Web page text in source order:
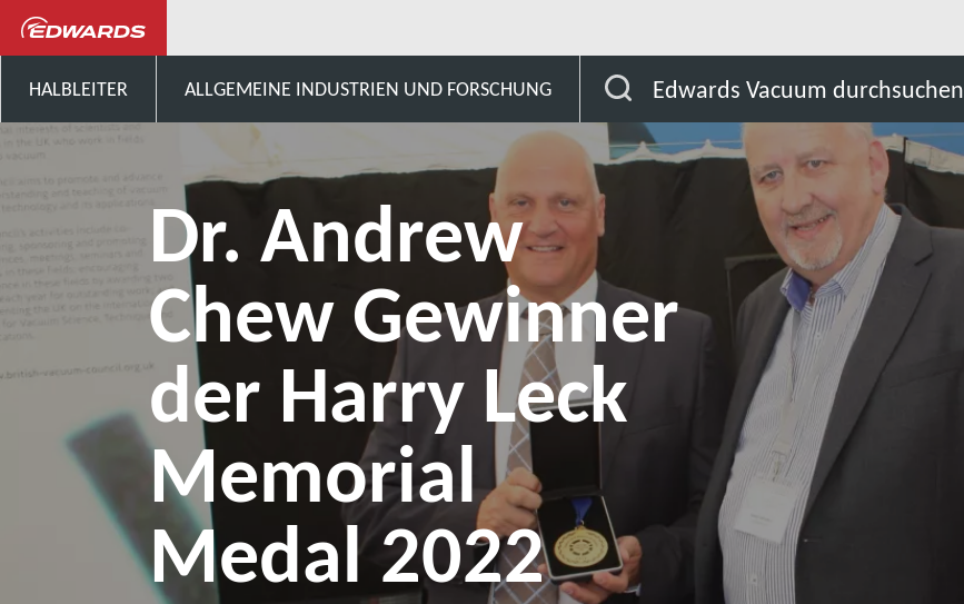
HALBLEITER ALLGEMEINE INDUSTRIEN UND FORSCHUNG Edwards Vacuum durchsuchen
Dr. Andrew
Chew Gewinner
der Harry Leck
Memorial
Medal 2022